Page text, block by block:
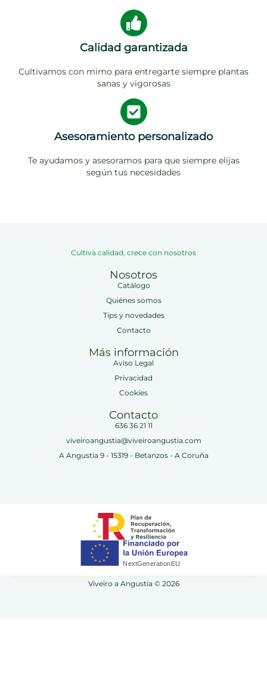
Calidad garantizada
Cultivamos con mimo para entregarte siempre plantas
sanas y vigorosas
Asesoramiento personalizado
Te ayudamos y asesoramos para que siempre elijas
según tus necesidades
Cultiva calidad, crece con nosotros
Nosotros
Catálogo
Quiénes somos
Tips y novedades
Contacto
Más información
Aviso Legal
Privacidad
Cookies
Contacto
636 36 21 11
viveiroangustia@viveiroangustia.com
A Angustia 9 - 15319 - Betanzos - A Coruña
Viveiro a Angustia © 2026